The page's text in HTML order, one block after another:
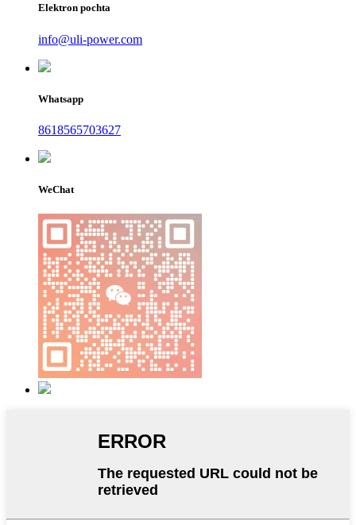
Elektron pochta
info@uli-power.com
Whatsapp
8618565703627
WeChat